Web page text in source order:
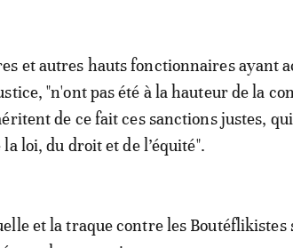
et autres hauts fonctionnaires ayant
"n'ont pas été à la hauteur de la
de ce fait ces sanctions justes,
loi, du droit et de l’équité".
et la traque contre les Boutéflikistes